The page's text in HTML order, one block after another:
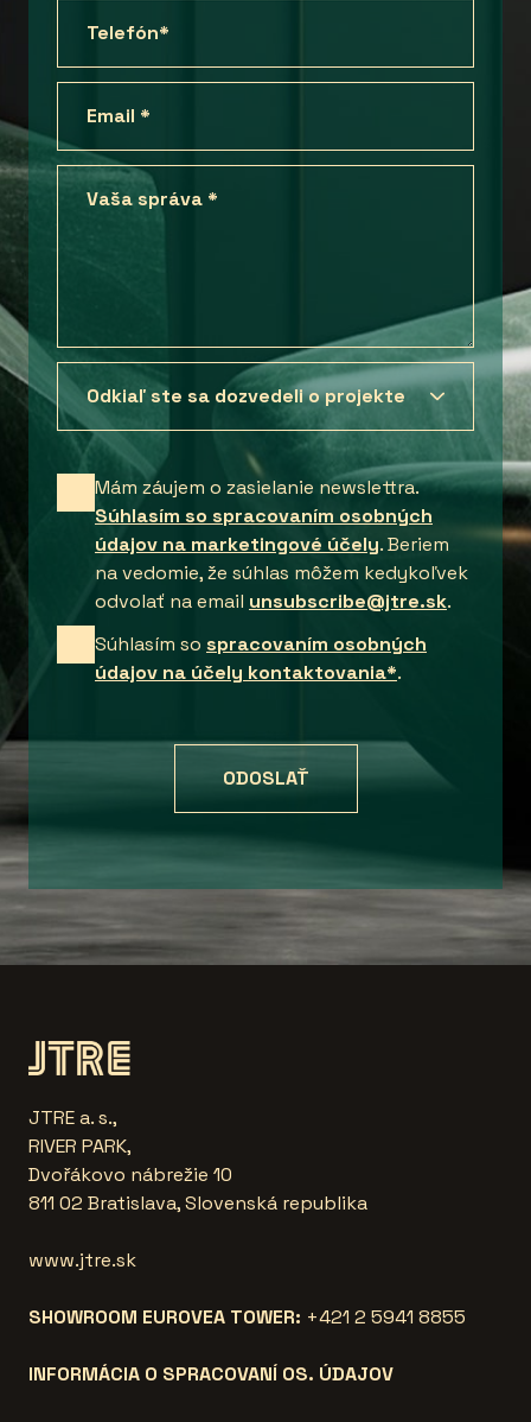
Mám záujem o zasielanie newslettra.
Súhlasím so spracovaním osobných
údajov na marketingové účely. Beriem
na vedomie, že súhlas môžem kedykoľvek
odvolať na email unsubscribe@jtre.sk.
Súhlasím so spracovaním osobných
údajov na účely kontaktovania*.
JTRE a. s.,
RIVER PARK,
Dvořákovo nábrežie 10
811 02 Bratislava, Slovenská republika
www.jtre.sk
SHOWROOM EUROVEA TOWER: +421 2 5941 8855
INFORMÁCIA O SPRACOVANÍ OS. ÚDAJOV